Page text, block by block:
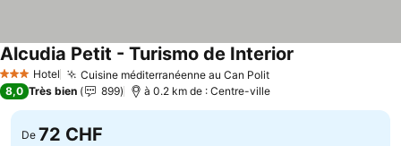
3 ÉtoilesHotel Cuisine méditerranéenne au Can Polit
Alcudia Petit - Turismo de Interior
8,0 Très bien 899 à 0.2 km de : Centre-ville
De 72 CHF